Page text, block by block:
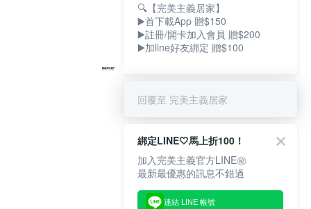
🔍【完美主義居家】
▶️首下載App 贈$150
▶️註冊/開卡加入會員 贈$200
▶️加line好友綁定 贈$100
回覆至 完美主義居家
綁定LINE🤍馬上折100！
加入完美主義官方LINE㊙
最新最優惠的訊息不錯過
連結 LINE 帳號